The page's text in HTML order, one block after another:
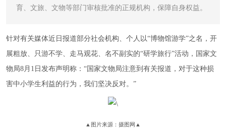
育、文旅、文物等部门审核批准的正规机构，保障自身权益。
针对有关媒体近日报道部分社会机构、个人以“博物馆游学”之名，开
展粗放、只游不学、走马观花、名不副实的“研学旅行”活动，国家文
物局8月1日发布声明称：“国家文物局注意到有关报道，对于这种损
害中小学生利益的行为，我们坚决反对。”
▲图片来源：摄图网▲